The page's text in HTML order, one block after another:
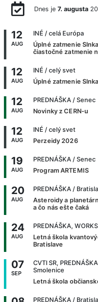
Dnes je 7. augusta
12
AUG
INÉ / celá Európa
Úplné zatmenie
čiastočné zatmenie
12
AUG
INÉ / celý svet
Úplné zatmenie
12
AUG
PREDNÁŠKA / Senec
Novinky z CERN-u
12
AUG
INÉ / celý svet
Perzeidy 2026
19
AUG
PREDNÁŠKA / Senec
Program ARTEMIS
20
AUG
PREDNÁŠKA /
Asteroidy a
a čo nás ešte čaká
24
AUG
PREDNÁŠKA,
Letná škola
Bratislave
07
SEP
CVTI SR,
Smolenice
Letná škola
PREDNÁŠKA /